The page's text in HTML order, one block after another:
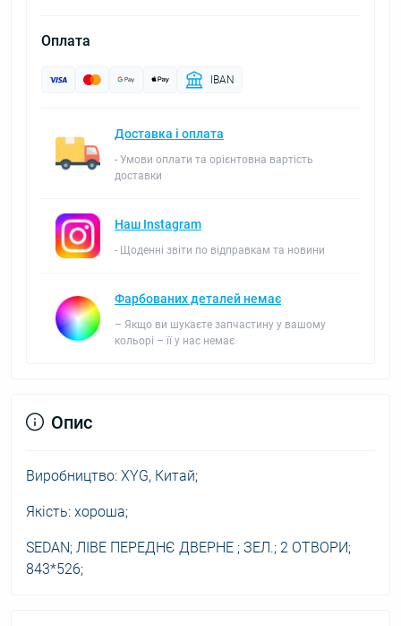
Оплата
IBAN
Доставка і оплата
- Умови оплати та орієнтовна вартість
доставки
Наш Instagram
- Щоденні звіти по відправкам та новини
Фарбованих деталей немає
– Якщо ви шукаєте запчастину у вашому
кольорі – її у нас немає
Опис
Виробництво: XYG, Китай;
Якість: хороша;
SEDAN; ЛІВЕ ПЕРЕДНЄ ДВЕРНЕ ; ЗЕЛ.; 2 ОТВОРИ;
843*526;